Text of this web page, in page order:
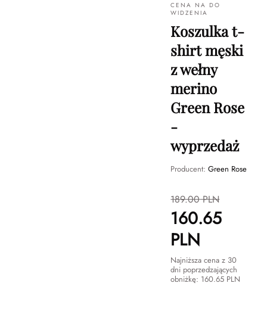
CENA NA DO
WIDZENIA
Koszulka t-
shirt męski
z wełny
merino
Green Rose
-
wyprzedaż
Producent:Green Rose
189.00PLN
160.65
PLN
Najniższa cena z 30
dni poprzedzających
obniżkę: 160.65 PLN